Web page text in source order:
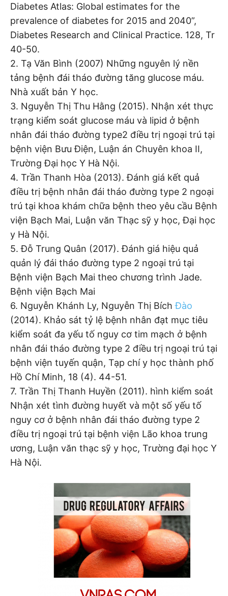
Diabetes Atlas: Global estimates for the
prevalence of diabetes for 2015 and 2040”,
Diabetes Research and Clinical Practice. 128, Tr
40-50.
2. Tạ Văn Bình (2007) Những nguyên lý nền
tảng bệnh đái tháo đường tăng glucose máu.
Nhà xuất bản Y học.
3. Nguyễn Thị Thu Hằng (2015). Nhận xét thực
trạng kiểm soát glucose máu và lipid ở bệnh
nhân đái tháo đường type2 điều trị ngoại trú tại
bệnh viện Bưu Điện, Luận án Chuyên khoa II,
Trường Đại học Y Hà Nội.
4. Trần Thanh Hòa (2013). Đánh giá kết quả
điều trị bệnh nhân đái tháo đường type 2 ngoại
trú tại khoa khám chữa bệnh theo yêu cầu Bệnh
viện Bạch Mai, Luận văn Thạc sỹ y học, Đại học
y Hà Nội.
5. Đỗ Trung Quân (2017). Đánh giá hiệu quả
quản lý đái tháo đường type 2 ngoại trú tại
Bệnh viện Bạch Mai theo chương trình Jade.
Bệnh viện Bạch Mai
6. Nguyễn Khánh Ly, Nguyễn Thị BíchĐào
(2014). Khảo sát tỷ lệ bệnh nhân đạt mục tiêu
kiểm soát đa yếu tố nguy cơ tim mạch ở bệnh
nhân đái tháo đường type 2 điều trị ngoại trú tại
bệnh viện tuyến quận, Tạp chí y học thành phố
Hồ Chí Minh, 18 (4). 44-51.
7. Trần Thị Thanh Huyền (2011). hình kiểm soát
Nhận xét tình đường huyết và một số yếu tố
nguy cơ ở bệnh nhân đái tháo đường type 2
điều trị ngoại trú tại bệnh viện Lão khoa trung
ương, Luận văn thạc sỹ y học, Trường đại học Y
Hà Nội.